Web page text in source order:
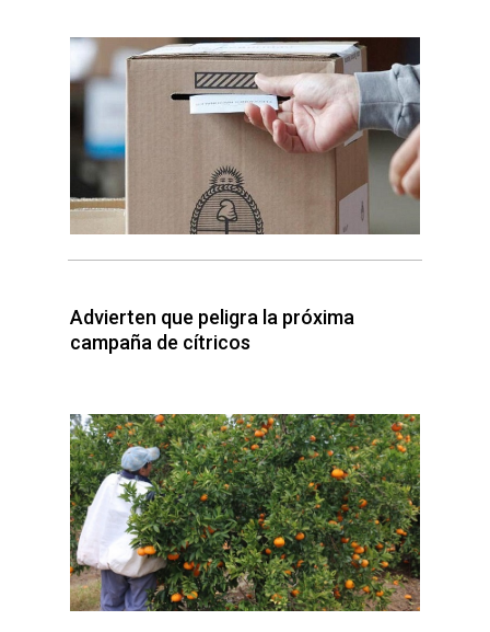
Advierten que peligra la próxima
campaña de cítricos